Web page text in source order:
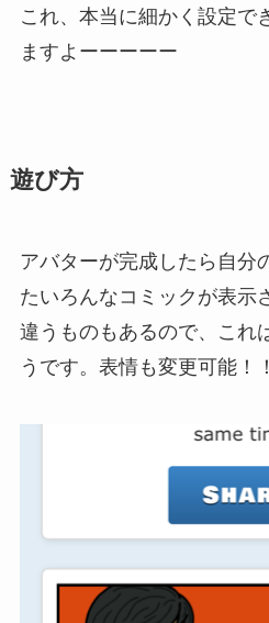
これ、本当に細かく設定で
ますよーーーーー
遊び方
アバターが完成したら自分
たいろんなコミックが表示
違うものもあるので、これ
うです。表情も変更可能！！